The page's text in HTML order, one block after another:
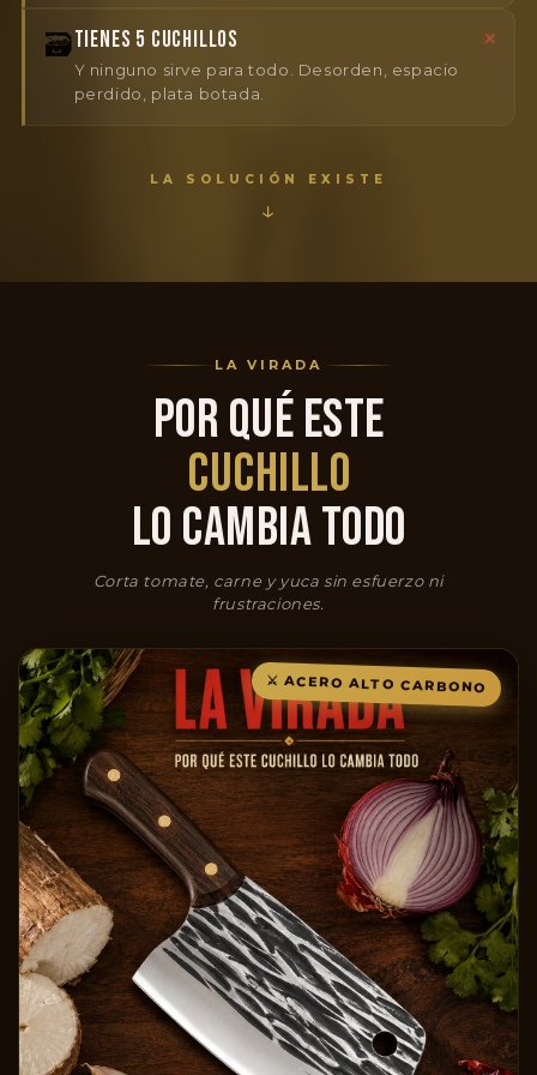
🗃️TIENES 5 CUCHILLOS
Y ninguno sirve para todo. Desorden, espacio
perdido, plata botada.
✕
LA SOLUCIÓN EXISTE
↓
LA VIRADA
POR QUÉ ESTE
CUCHILLO
LO CAMBIA TODO
Corta tomate, carne y yuca sin esfuerzo ni
frustraciones.
⚔️ ACERO ALTO CARBONO